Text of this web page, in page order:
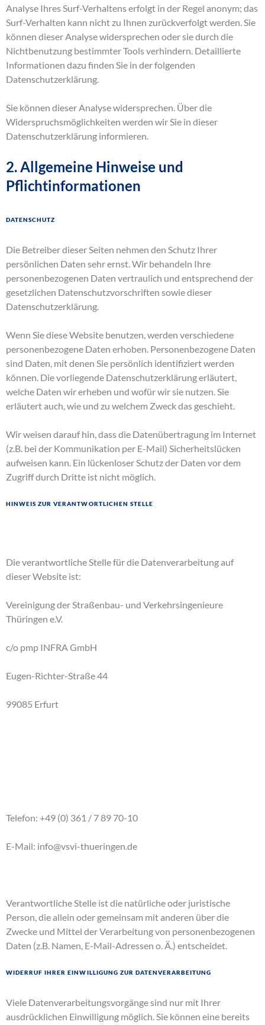
Analyse Ihres Surf-Verhaltens erfolgt in der Regel anonym; das
Surf-Verhalten kann nicht zu Ihnen zurückverfolgt werden. Sie
können dieser Analyse widersprechen oder sie durch die
Nichtbenutzung bestimmter Tools verhindern. Detaillierte
Informationen dazu finden Sie in der folgenden
Datenschutzerklärung.
Sie können dieser Analyse widersprechen. Über die
Widerspruchsmöglichkeiten werden wir Sie in dieser
Datenschutzerklärung informieren.
2. Allgemeine Hinweise und
Pflichtinformationen
Datenschutz
Die Betreiber dieser Seiten nehmen den Schutz Ihrer
persönlichen Daten sehr ernst. Wir behandeln Ihre
personenbezogenen Daten vertraulich und entsprechend der
gesetzlichen Datenschutzvorschriften sowie dieser
Datenschutzerklärung.
Wenn Sie diese Website benutzen, werden verschiedene
personenbezogene Daten erhoben. Personenbezogene Daten
sind Daten, mit denen Sie persönlich identifiziert werden
können. Die vorliegende Datenschutzerklärung erläutert,
welche Daten wir erheben und wofür wir sie nutzen. Sie
erläutert auch, wie und zu welchem Zweck das geschieht.
Wir weisen darauf hin, dass die Datenübertragung im Internet
(z.B. bei der Kommunikation per E-Mail) Sicherheitslücken
aufweisen kann. Ein lückenloser Schutz der Daten vor dem
Zugriff durch Dritte ist nicht möglich.
Hinweis zur verantwortlichen Stelle
Die verantwortliche Stelle für die Datenverarbeitung auf
dieser Website ist:
Vereinigung der Straßenbau- und Verkehrsingenieure
Thüringen e.V.
c/o pmp INFRA GmbH
Eugen-Richter-Straße 44
99085 Erfurt
Telefon: +49 (0) 361 / 7 89 70-10
E-Mail: info@vsvi-thueringen.de
Verantwortliche Stelle ist die natürliche oder juristische
Person, die allein oder gemeinsam mit anderen über die
Zwecke und Mittel der Verarbeitung von personenbezogenen
Daten (z.B. Namen, E-Mail-Adressen o. Ä.) entscheidet.
Widerruf Ihrer Einwilligung zur Datenverarbeitung
Viele Datenverarbeitungsvorgänge sind nur mit Ihrer
ausdrücklichen Einwilligung möglich. Sie können eine bereits